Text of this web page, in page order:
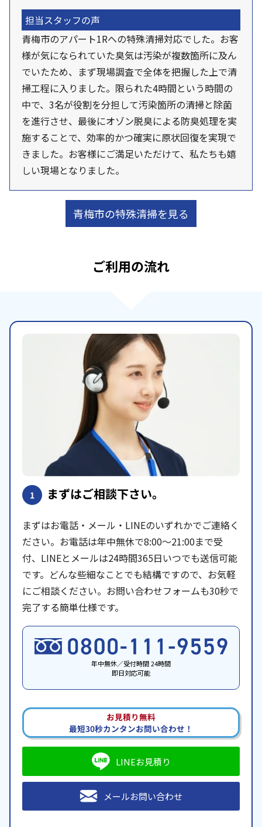
担当スタッフの声
青梅市のアパート1Rへの特殊清掃対応でした。お客
様が気になられていた臭気は汚染が複数箇所に及ん
でいたため、まず現場調査で全体を把握した上で清
掃工程に入りました。限られた4時間という時間の
中で、3名が役割を分担して汚染箇所の清掃と除菌
を進行させ、最後にオゾン脱臭による防臭処理を実
施することで、効率的かつ確実に原状回復を実現で
きました。お客様にご満足いただけて、私たちも嬉
しい現場となりました。
青梅市の特殊清掃を見る
ご利用の流れ
1 まずはご相談下さい。
まずはお電話・メール・LINEのいずれかでご連絡く
ださい。お電話は年中無休で8:00〜21:00まで受
付、LINEとメールは24時間365日いつでも送信可能
です。どんな些細なことでも結構ですので、お気軽
にご相談ください。お問い合わせフォームも30秒で
完了する簡単仕様です。
年中無休／受付時間 24時間
即日対応可能
お見積り無料
最短30秒カンタンお問い合わせ！
LINEお見積り
メールお問い合わせ